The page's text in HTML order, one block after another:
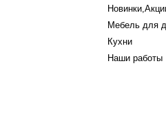
Мебель для
Кухни
Наши работы